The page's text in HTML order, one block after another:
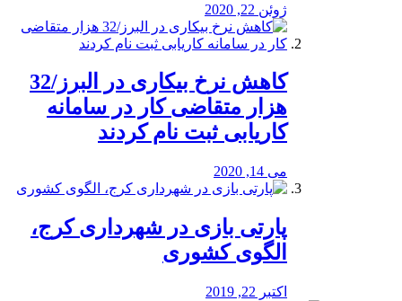
ژوئن 22, 2020
کاهش نرخ بیکاری در البرز/32
هزار متقاضی کار در سامانه
کاریابی ثبت نام کردند
می 14, 2020
پارتی بازی در شهرداری کرج،
الگوی کشوری
اکتبر 22, 2019